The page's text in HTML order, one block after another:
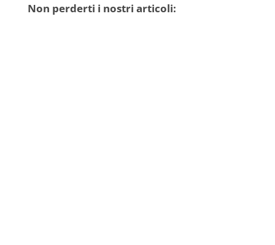
Non perderti i nostri articoli: